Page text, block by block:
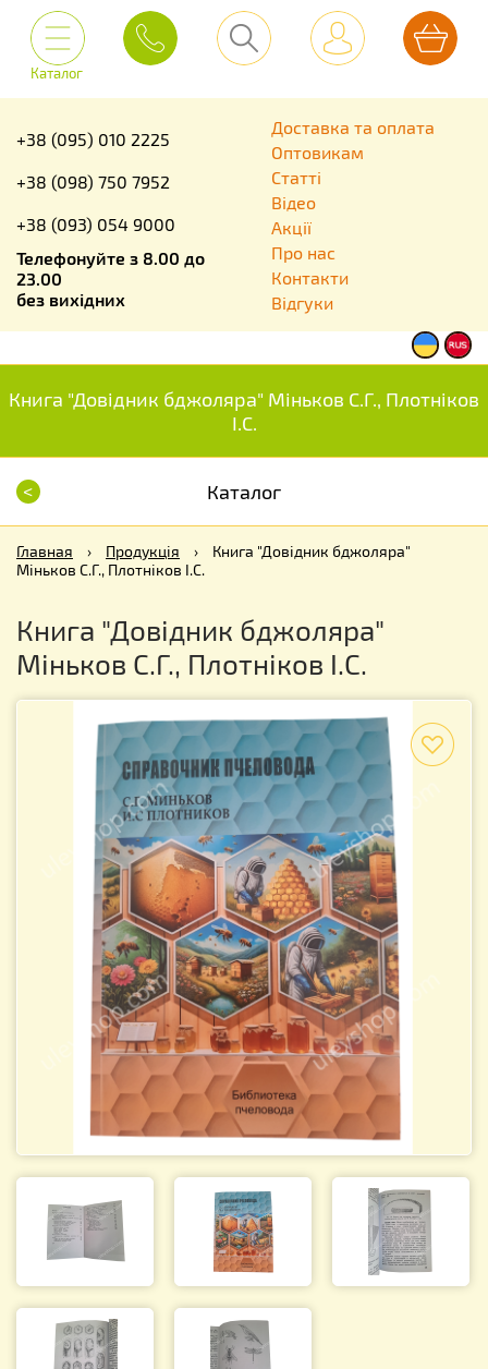
Каталог
+38 (095) 010 2225
+38 (098) 750 7952
+38 (093) 054 9000
Телефонуйте з 8.00 до
23.00
без вихідних
Доставка та оплата
Оптовикам
Статті
Відео
Акції
Про нас
Контакти
Відгуки
Книга "Довідник бджоляра" Міньков С.Г., Плотніков
І.С.
< Каталог
Главная › Продукція ›
Книга "Довідник бджоляра"
Міньков С.Г., Плотніков І.С.
Книга "Довідник бджоляра"
Міньков С.Г., Плотніков І.С.